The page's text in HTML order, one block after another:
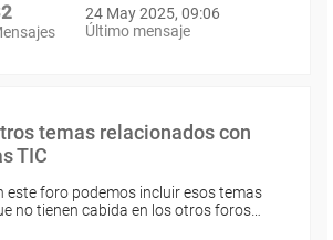
24 May 2025, 09:06
Último mensaje
temas relacionados con
TIC
este foro podemos incluir esos temas
no tienen cabida en los otros foros…